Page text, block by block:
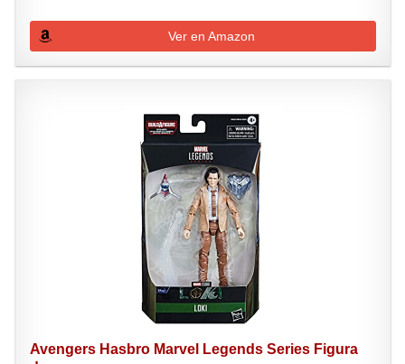
Ver en Amazon
Avengers Hasbro Marvel Legends Series Figura